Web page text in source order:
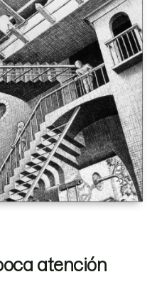
atención